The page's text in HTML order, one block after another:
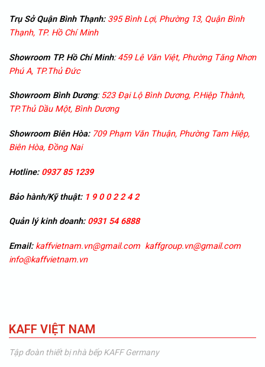
Trụ Sở Quận Bình Thạnh: 395 Bình Lợi, Phường 13, Quận Bình
Thạnh, TP. Hồ Chí Minh
Showroom TP. Hồ Chí Minh:459 Lê Văn Việt, Phường Tăng Nhơn
Phú A, TP.Thủ Đức
Showroom Bình Dương:523 Đại Lộ Bình Dương, P.Hiệp Thành,
TP.Thủ Dầu Một, Bình Dương
Showroom Biên Hòa: 709 Phạm Văn Thuận, Phường Tam Hiệp,
Biên Hòa, Đồng Nai
Hotline:0937 85 1239
Bảo hành/Kỹ thuật: 1 9 0 0 2 2 4 2
Quản lý kinh doanh:0931 54 6888
Email: kaffvietnam.vn@gmail.com kaffgroup.vn@gmail.com
info@kaffvietnam.vn
KAFF VIỆT NAM
Tập đoàn thiết bị nhà bếp KAFF Germany